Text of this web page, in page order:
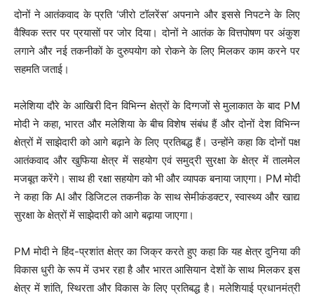
दोनों ने आतंकवाद के प्रति ‘जीरो टॉलरेंस’ अपनाने और इससे निपटने के लिए
वैश्विक स्तर पर प्रयासों पर जोर दिया। दोनों ने आतंक के वित्तपोषण पर अंकुश
लगाने और नई तकनीकों के दुरुपयोग को रोकने के लिए मिलकर काम करने पर
सहमति जताई।
मलेशिया दौरे के आखिरी दिन विभिन्न क्षेत्रों के दिग्गजों से मुलाकात के बाद PM
मोदी ने कहा, भारत और मलेशिया के बीच विशेष संबंध हैं और दोनों देश विभिन्न
क्षेत्रों में साझेदारी को आगे बढ़ाने के लिए प्रतिबद्ध हैं। उन्होंने कहा कि दोनों पक्ष
आतंकवाद और खुफिया क्षेत्र में सहयोग एवं समुद्री सुरक्षा के क्षेत्र में तालमेल
मजबूत करेंगे। साथ ही रक्षा सहयोग को भी और व्यापक बनाया जाएगा। PM मोदी
ने कहा कि AI और डिजिटल तकनीक के साथ सेमीकंडक्टर, स्वास्थ्य और खाद्य
सुरक्षा के क्षेत्रों में साझेदारी को आगे बढ़ाया जाएगा।
PM मोदी ने हिंद-प्रशांत क्षेत्र का जिक्र करते हुए कहा कि यह क्षेत्र दुनिया की
विकास धुरी के रूप में उभर रहा है और भारत आसियान देशों के साथ मिलकर इस
क्षेत्र में शांति, स्थिरता और विकास के लिए प्रतिबद्ध है। मलेशियाई प्रधानमंत्री